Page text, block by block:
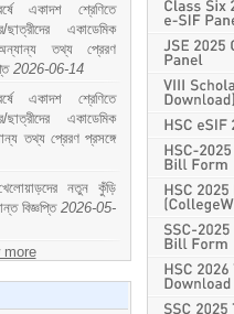
একাদশ শ্রেণিতে
একাডেমিক
তথ্য প্রেরণ
2026-06-14
একাদশ শ্রেণিতে
একাডেমিক
তথ্য প্রেরণ প্রসঙ্গে
খেলোয়াড়দের নতুন কুঁড়ি
বিজ্ঞপ্তি 2026-05-
more